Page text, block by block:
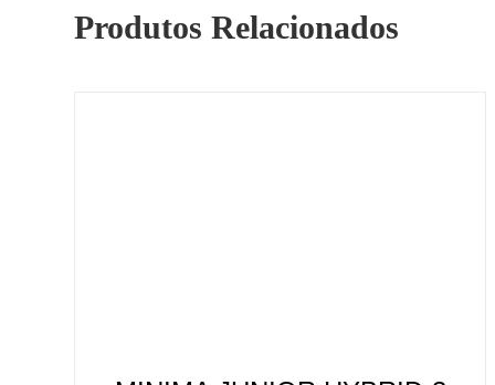
Produtos Relacionados